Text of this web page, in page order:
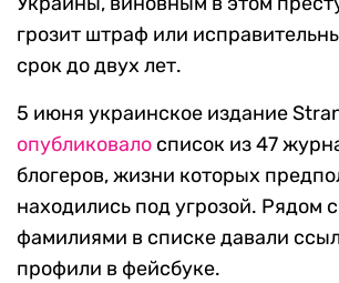
грозит штраф или
срок до двух лет.
5 июня украинское издание
опубликовало список из 47
блогеров, жизни которых
находились под угрозой. Рядом
фамилиями в списке давали
профили в фейсбуке.